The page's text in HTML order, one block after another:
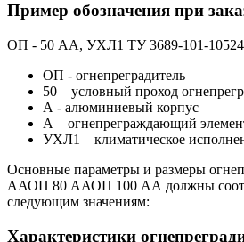
Пример обозначения при
ОП - 50 АА, УХЛ1 ТУ 3689-101-
ОП - огнепреградитель
50 – условный проход
А - алюминиевый корпус
А – огнепреграждающий
УХЛ1 – климатическое
Основные параметры и размеры
ААОП 80 ААОП 100 АА должны
следующим значениям:
Характеристики